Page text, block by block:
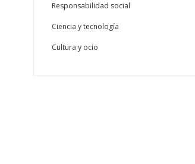
Responsabilidad social
Ciencia y tecnología
Cultura y ocio